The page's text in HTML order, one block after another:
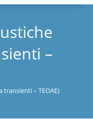
–
– TEOAE)